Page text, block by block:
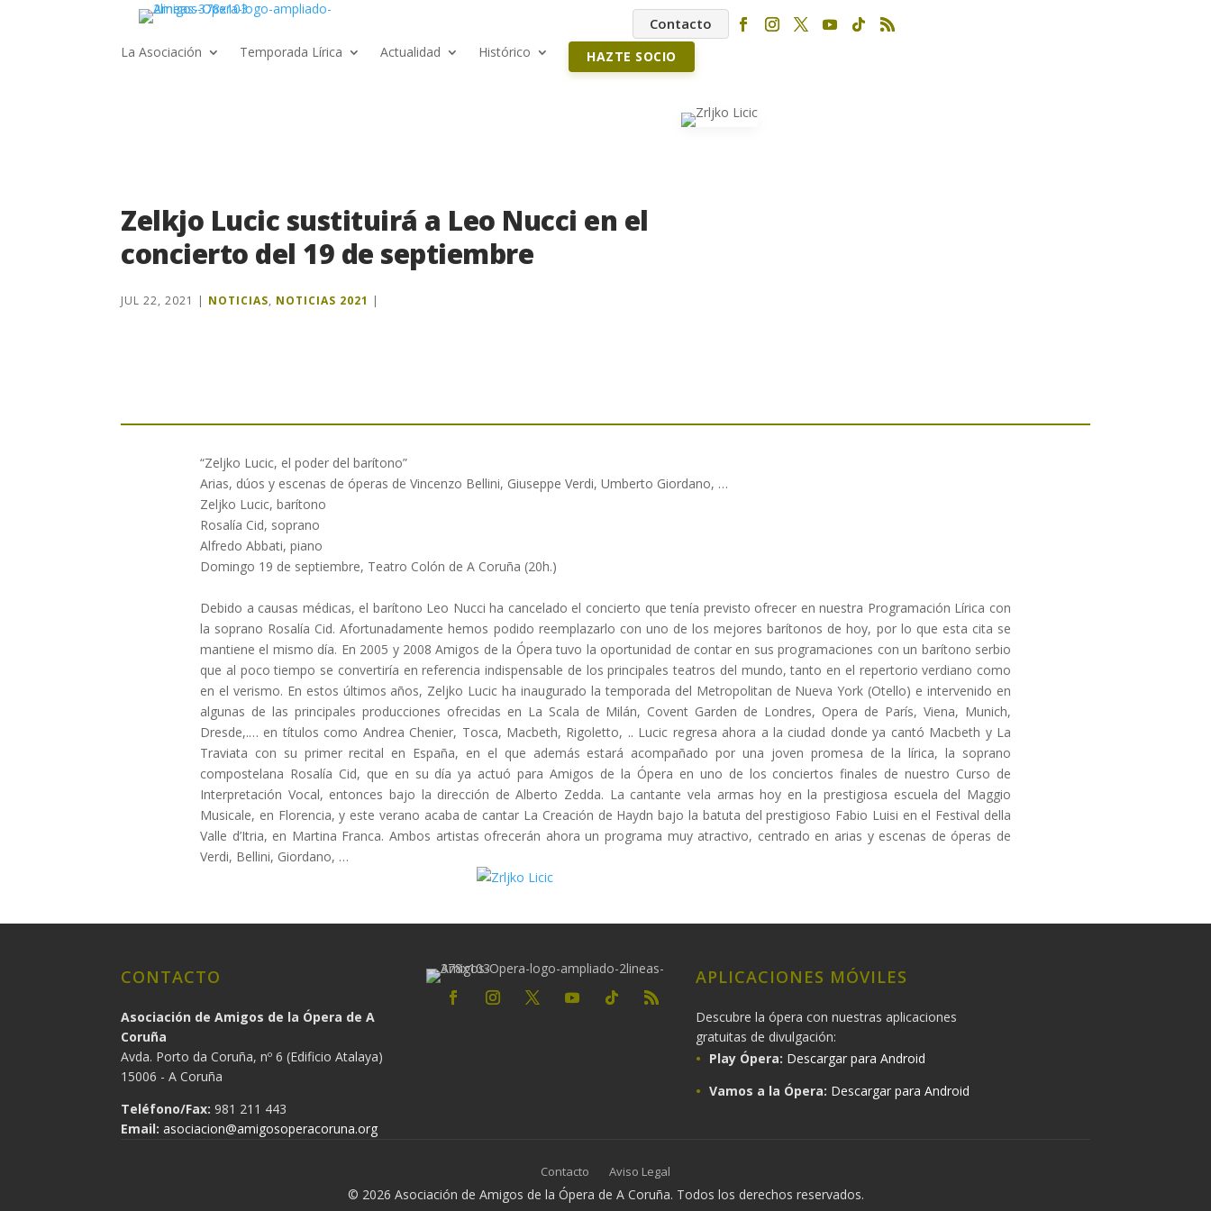
Contacto
La Asociación Temporada Lírica Actualidad Histórico HAZTE SOCIO
Zelkjo Lucic sustituirá a Leo Nucci en el
concierto del 19 de septiembre
JUL 22, 2021 | NOTICIAS, NOTICIAS 2021 |
“Zeljko Lucic, el poder del barítono”
Arias, dúos y escenas de óperas de Vincenzo Bellini, Giuseppe Verdi, Umberto Giordano, …
Zeljko Lucic, barítono
Rosalía Cid, soprano
Alfredo Abbati, piano
Domingo 19 de septiembre, Teatro Colón de A Coruña (20h.)
Debido a causas médicas, el barítono Leo Nucci ha cancelado el concierto que tenía previsto ofrecer en nuestra Programación Lírica con
la soprano Rosalía Cid. Afortunadamente hemos podido reemplazarlo con uno de los mejores barítonos de hoy, por lo que esta cita se
mantiene el mismo día. En 2005 y 2008 Amigos de la Ópera tuvo la oportunidad de contar en sus programaciones con un barítono serbio
que al poco tiempo se convertiría en referencia indispensable de los principales teatros del mundo, tanto en el repertorio verdiano como
en el verismo. En estos últimos años, Zeljko Lucic ha inaugurado la temporada del Metropolitan de Nueva York (Otello) e intervenido en
algunas de las principales producciones ofrecidas en La Scala de Milán, Covent Garden de Londres, Opera de París, Viena, Munich,
Dresde,.… en títulos como Andrea Chenier, Tosca, Macbeth, Rigoletto, .. Lucic regresa ahora a la ciudad donde ya cantó Macbeth y La
Traviata con su primer recital en España, en el que además estará acompañado por una joven promesa de la lírica, la soprano
compostelana Rosalía Cid, que en su día ya actuó para Amigos de la Ópera en uno de los conciertos finales de nuestro Curso de
Interpretación Vocal, entonces bajo la dirección de Alberto Zedda. La cantante vela armas hoy en la prestigiosa escuela del Maggio
Musicale, en Florencia, y este verano acaba de cantar La Creación de Haydn bajo la batuta del prestigioso Fabio Luisi en el Festival della
Valle d’Itria, en Martina Franca. Ambos artistas ofrecerán ahora un programa muy atractivo, centrado en arias y escenas de óperas de
Verdi, Bellini, Giordano, …
CONTACTO
Asociación de Amigos de la Ópera de A
Coruña
Avda. Porto da Coruña, nº 6 (Edificio Atalaya)
15006 - A Coruña
Teléfono/Fax: 981 211 443
Email: asociacion@amigosoperacoruna.org
APLICACIONES MÓVILES
Descubre la ópera con nuestras aplicaciones
gratuitas de divulgación:
Play Ópera: Descargar para Android
Vamos a la Ópera: Descargar para Android
Contacto Aviso Legal
© 2026 Asociación de Amigos de la Ópera de A Coruña. Todos los derechos reservados.